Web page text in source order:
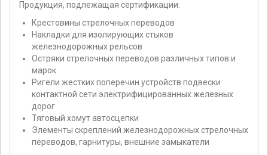
Продукция, подлежащая сертификации:
Крестовины стрелочных переводов
Накладки для изолирующих стыков
железнодорожных рельсов
Остряки стрелочных переводов различных типов и
марок
Ригели жестких поперечин устройств подвески
контактной сети электрифицированных железных
дорог
Тяговый хомут автосцепки
Элементы скреплений железнодорожных стрелочных
переводов, гарнитуры, внешние замыкатели